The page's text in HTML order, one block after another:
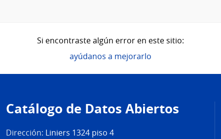
Si encontraste algún error en este sitio:
ayúdanos a mejorarlo
de
página
Catálogo de Datos Abiertos
Dirección: Liniers 1324 piso 4